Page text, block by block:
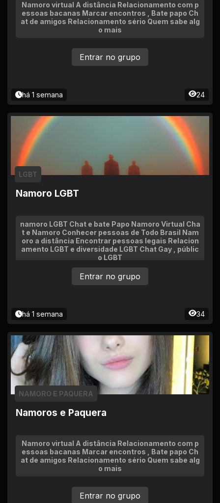
Namoro virtual A distância Relacionamento com p
essoas bacanas Marcar encontros , Bate papo Ch
at de amigos Relacionamento sério Quem sabe alg
o mais
há 1 semana 24
Entrar no grupo
Namoro LGBT
LGBT
namoro LGBT Chat e bate Papo Namoro Virtual Cha
t e Namoro Conhecer pessoas de Todo Brasil Nam
oro a distância Encontrar pessoas legais Relacion
amento LGBT e diversidade LGBT Chat Gay , públic
o LGBT
há 1 semana 34
Entrar no grupo
Namoros e Paquera
NAMORO E PAQUERA
Namoro virtual A distância Relacionamento com p
essoas bacanas Marcar encontros , Bate papo Ch
at de amigos Relacionamento sério Quem sabe alg
o mais
Entrar no grupo